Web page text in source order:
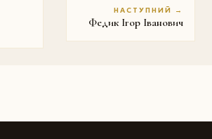
НАСТУПНИЙ →
Федик Ігор Іванович